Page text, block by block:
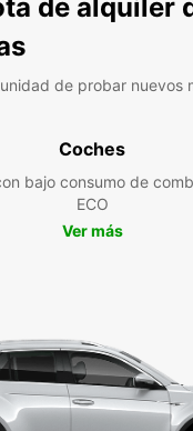
de alquiler
de probar nuevos
Coches
bajo consumo de
ECO
Ver más